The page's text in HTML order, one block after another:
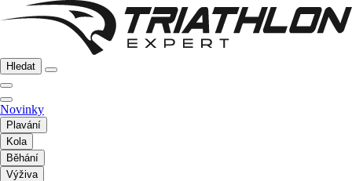
Hledat
Novinky
Plavání
Kola
Běhání
Výživa